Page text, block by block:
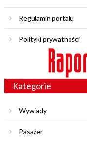
Regulamin portalu
Polityki prywatności
Kategorie
Wywiady
Pasażer